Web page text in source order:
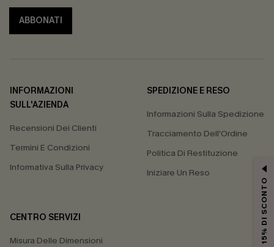
ABBONATI
INFORMAZIONI
SULL'AZIENDA
Recensioni Dei Clienti
Termini E Condizioni
Informativa Sulla Privacy
SPEDIZIONE E RESO
Informazioni Sulla Spedizione
Tracciamento Dell'Ordine
Politica Di Restituzione
Iniziare Un Reso
CENTRO SERVIZI
Misura Delle Dimensioni
15% DI SCONTO